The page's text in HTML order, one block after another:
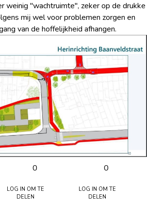
weinig "wachtruimte", zeker op de drukke
mij wel voor problemen zorgen en
van de hoffelijkheid afhangen.
0
Log in om te
delen
0
Log in om te
delen